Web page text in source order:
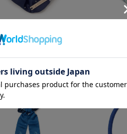
プレート付シュシュ
¥2,000
実写セー